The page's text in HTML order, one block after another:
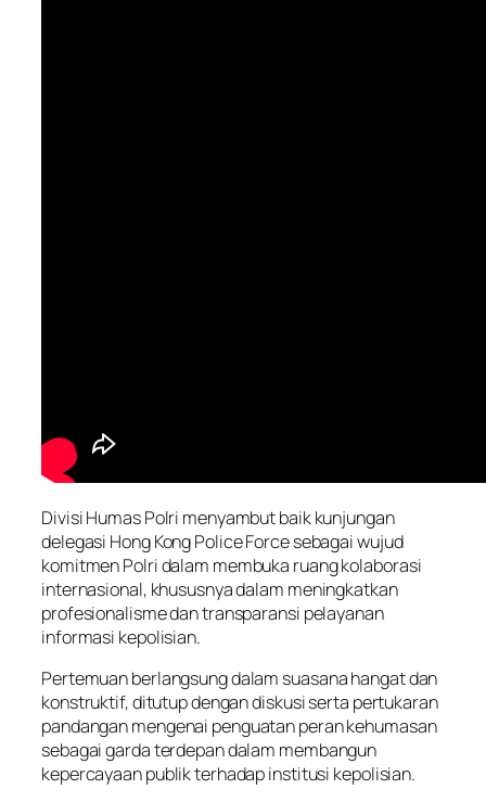
Divisi Humas Polri menyambut baik kunjungan
delegasi Hong Kong Police Force sebagai wujud
komitmen Polri dalam membuka ruang kolaborasi
internasional, khususnya dalam meningkatkan
profesionalisme dan transparansi pelayanan
informasi kepolisian.
Pertemuan berlangsung dalam suasana hangat dan
konstruktif, ditutup dengan diskusi serta pertukaran
pandangan mengenai penguatan peran kehumasan
sebagai garda terdepan dalam membangun
kepercayaan publik terhadap institusi kepolisian.